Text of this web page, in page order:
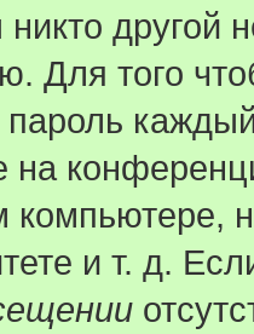
другой
Для того
пароль
на
и т. д.